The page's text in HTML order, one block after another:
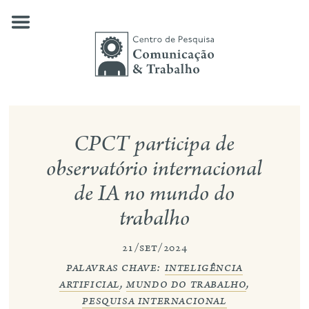
nossas pesquisas
publicações
notícias
eventos
contato
busca
CPCT participa de
observatório internacional
de IA no mundo do
trabalho
21/set/2024
palavras chave: inteligência
artificial,mundo do trabalho,
pesquisa internacional